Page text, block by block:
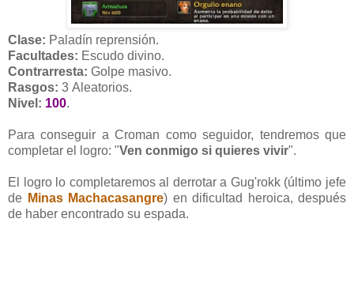
Clase: Paladín reprensión.
Facultades: Escudo divino.
Contrarresta: Golpe masivo.
Rasgos: 3 Aleatorios.
Nivel: 100.
Para conseguir a Croman como seguidor, tendremos que
completar el logro: "Ven conmigo si quieres vivir".
El logro lo completaremos al derrotar a Gug'rokk (último jefe
de Minas Machacasangre) en dificultad heroica, después
de haber encontrado su espada.